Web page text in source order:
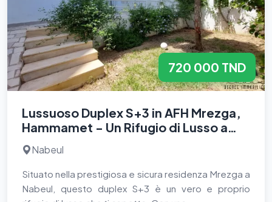
720 000 TND
Lussuoso Duplex S+3 in AFH Mrezga,
Hammamet - Un Rifugio di Lusso a
Nabeul
Nabeul
Situato nella prestigiosa e sicura residenza Mrezga a
Nabeul, questo duplex S+3 è un vero e proprio